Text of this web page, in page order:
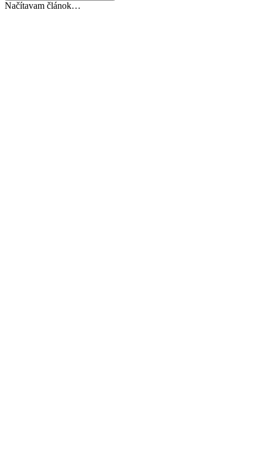
Načítavam článok…